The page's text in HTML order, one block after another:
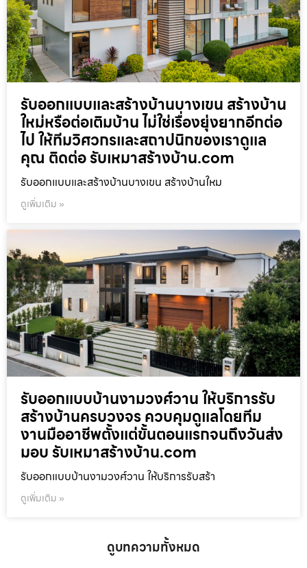
รับออกแบบและสร้างบ้านบางเขน สร้างบ้าน
ใหม่หรือต่อเติมบ้าน ไม่ใช่เรื่องยุ่งยากอีกต่อ
ไป ให้ทีมวิศวกรและสถาปนิกของเราดูแล
คุณ ติดต่อ รับเหมาสร้างบ้าน.com
รับออกแบบและสร้างบ้านบางเขน สร้างบ้านใหม
ดูเพิ่มเติม »
รับออกแบบบ้านงามวงศ์วาน ให้บริการรับ
สร้างบ้านครบวงจร ควบคุมดูแลโดยทีม
งานมืออาชีพตั้งแต่ขั้นตอนแรกจนถึงวันส่ง
มอบ รับเหมาสร้างบ้าน.com
รับออกแบบบ้านงามวงศ์วาน ให้บริการรับสร้า
ดูเพิ่มเติม »
ดูบทความทั้งหมด